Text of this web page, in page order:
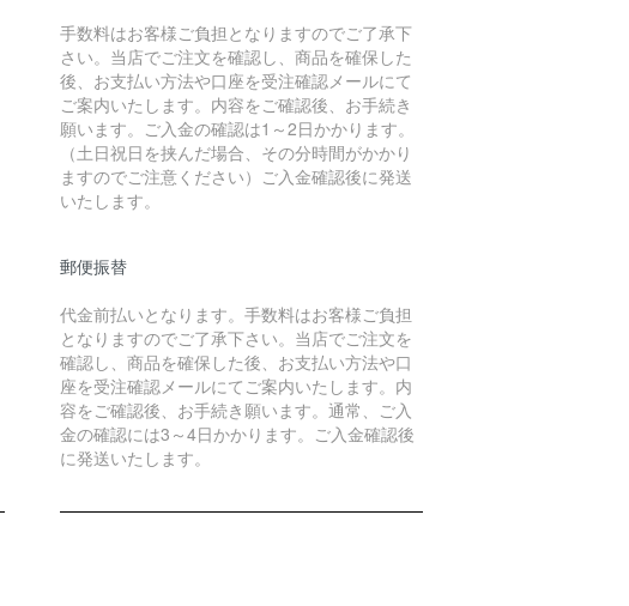
手数料はお客様ご負担となりますのでご了承下
さい。当店でご注文を確認し、商品を確保した
後、お支払い方法や口座を受注確認メールにて
ご案内いたします。内容をご確認後、お手続き
願います。ご入金の確認は1～2日かかります。
（土日祝日を挟んだ場合、その分時間がかかり
ますのでご注意ください）ご入金確認後に発送
いたします。
郵便振替
代金前払いとなります。手数料はお客様ご負担
となりますのでご了承下さい。当店でご注文を
確認し、商品を確保した後、お支払い方法や口
座を受注確認メールにてご案内いたします。内
容をご確認後、お手続き願います。通常、ご入
金の確認には3～4日かかります。ご入金確認後
に発送いたします。